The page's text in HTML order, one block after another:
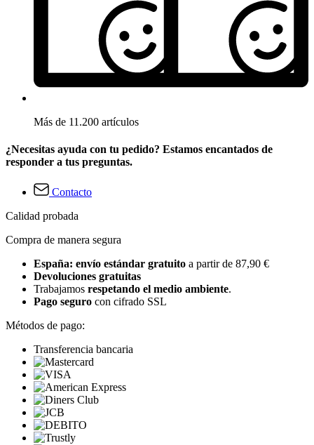
Más de 11.200 artículos
¿Necesitas ayuda con tu pedido? Estamos encantados de
responder a tus preguntas.
Contacto
Calidad probada
Compra de manera segura
España: envío estándar gratuito a partir de 87,90 €
Devoluciones gratuitas
Trabajamos respetando el medio ambiente.
Pago seguro con cifrado SSL
Métodos de pago:
Transferencia bancaria